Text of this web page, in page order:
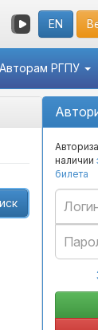
EN
Авторам РГПУ
наличии
билета